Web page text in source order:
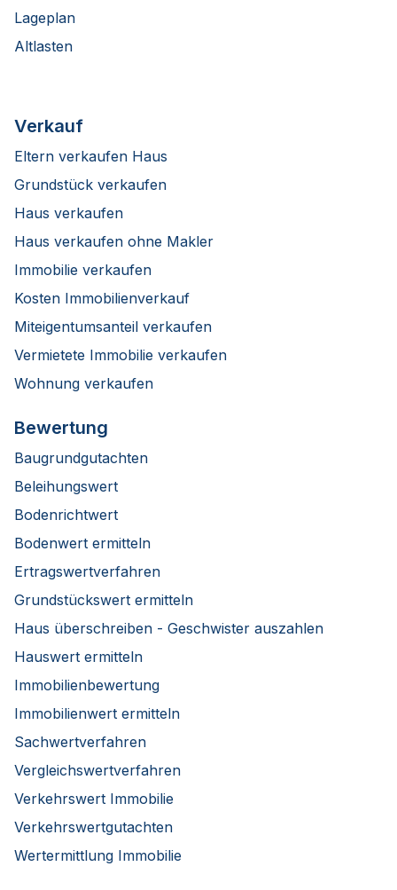
Lageplan
Altlasten
Verkauf
Eltern verkaufen Haus
Grundstück verkaufen
Haus verkaufen
Haus verkaufen ohne Makler
Immobilie verkaufen
Kosten Immobilienverkauf
Miteigentumsanteil verkaufen
Vermietete Immobilie verkaufen
Wohnung verkaufen
Bewertung
Baugrundgutachten
Beleihungswert
Bodenrichtwert
Bodenwert ermitteln
Ertragswertverfahren
Grundstückswert ermitteln
Haus überschreiben - Geschwister auszahlen
Hauswert ermitteln
Immobilienbewertung
Immobilienwert ermitteln
Sachwertverfahren
Vergleichswertverfahren
Verkehrswert Immobilie
Verkehrswertgutachten
Wertermittlung Immobilie